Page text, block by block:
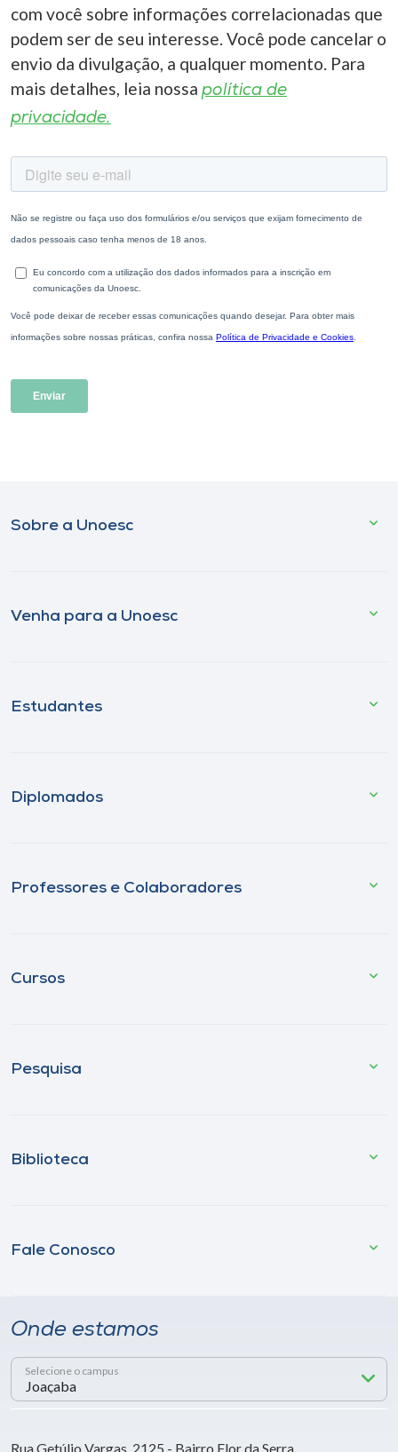
com você sobre informações correlacionadas que
podem ser de seu interesse. Você pode cancelar o
envio da divulgação, a qualquer momento. Para
mais detalhes, leia nossa política de
privacidade.
Sobre a Unoesc
Venha para a Unoesc
Estudantes
Diplomados
Professores e Colaboradores
Cursos
Pesquisa
Biblioteca
Fale Conosco
Onde estamos
Selecione o campus
Rua Getúlio Vargas, 2125 - Bairro Flor da Serra